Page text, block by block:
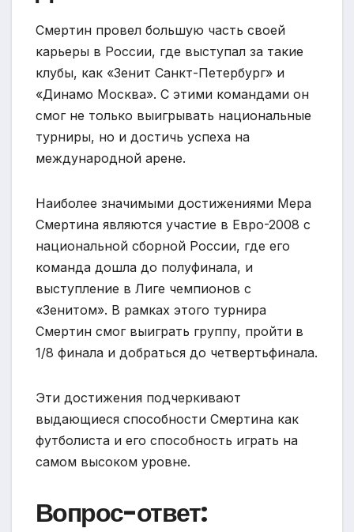
Смертин провел большую часть своей
карьеры в России, где выступал за такие
клубы, как «Зенит Санкт-Петербург» и
«Динамо Москва». С этими командами он
смог не только выигрывать национальные
турниры, но и достичь успеха на
международной арене.
Наиболее значимыми достижениями Мера
Смертина являются участие в Евро-2008 с
национальной сборной России, где его
команда дошла до полуфинала, и
выступление в Лиге чемпионов с
«Зенитом». В рамках этого турнира
Смертин смог выиграть группу, пройти в
1/8 финала и добраться до четвертьфинала.
Эти достижения подчеркивают
выдающиеся способности Смертина как
футболиста и его способность играть на
самом высоком уровне.
Вопрос-ответ: